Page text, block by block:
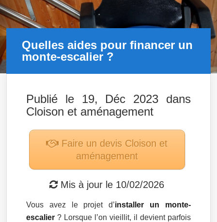
Quelles aides pour financer un
monte-escalier ?
Publié le 19, Déc 2023 dans
Cloison et aménagement
Faire un devis Cloison et
aménagement
Mis à jour le 10/02/2026
Vous avez le projet d’installer un monte-
escalier ? Lorsque l’on vieillit, il devient parfois